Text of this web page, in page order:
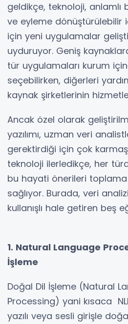
geldikçe, teknoloji, anlamlı
ve eyleme dönüştürülebilir
için yeni uygulamalar
uyduruyor. Geniş
tür uygulamaları kurum
seçebilirken, diğerleri
kaynak şirketlerinin
Ancak özel olarak
yazılımı, uzman veri
gerektirdiği için çok
teknoloji ilerledikçe, her
bu hayati önerileri
sağlıyor. Burada, veri
kullanışlı hale getiren beş
1. Natural Language
İşleme
Doğal Dil İşleme (Natural
Processing) yani kısaca
yazılı veya sesli girişle